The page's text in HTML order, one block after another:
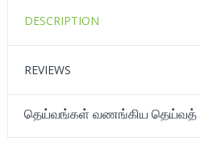
DESCRIPTION
REVIEWS
தெய்வங்கள் வணங்கிய தெய்வத்